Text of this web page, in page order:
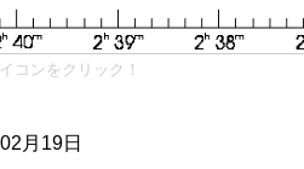
コンをクリック！
月19日